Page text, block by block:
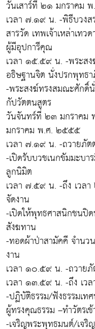
วันเสาร์ที่ ๒๑ มกราคม
เวลา ๗.๑๙ น. -พิธีบวงส
สารวัด เทพเจ้าเหล่าเท
ผู้มีอุปการีคุณ
เวลา ๑๕.๕๙ น. -พระส
อธิษฐานจิต นั่งปรกพุทธ
-พระสงฆ์ทรงสมณะศักดิ์
กัปวัตตนสูตร
วันจันทร์ที่ ๒๓ มกราค
มกราคม พ.ศ. ๒๕๕๕
เวลา ๗.๑๙ น. -ถวายภัต
-เปิดรับบวชเนกขัมมะบ
ลูกนิมิต
เวลา ๗.๕๙ น. -ถึง เว
จัดงาน
-เปิดให้พุทธศาสนิกชนปิ
สังฆทาน
-ทอดผ้าป่าสามัคคี จำน
งาน
เวลา ๑๐.๕๙ น. -ถวาย
เวลา ๑๓.๕๙ น. -ถึง เ
-ปฏิบัติธรรม/ฟังธรรมเท
ผู้ทรงคุณธรรม –ทำวัตรเ
-เจริญพระพุทธมนต์/เจ